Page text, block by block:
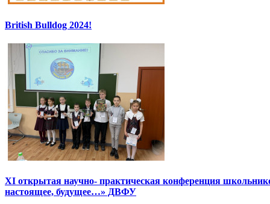
British Bulldog 2024!
XI открытая научно- практическая конференция
настоящее, будущее…» ДВФУ